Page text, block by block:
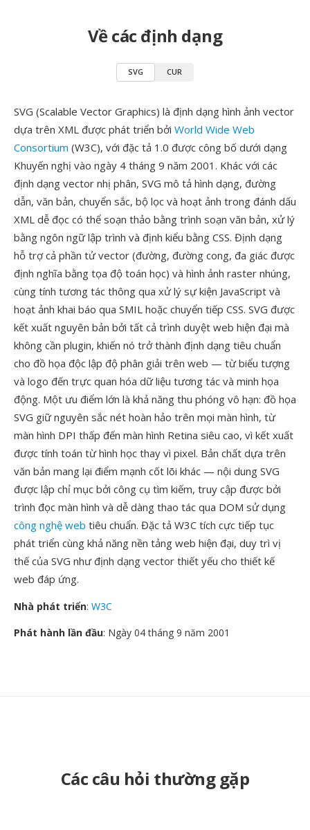
Về các định dạng
SVG CUR
SVG (Scalable Vector Graphics) là định dạng hình ảnh vector
dựa trên XML được phát triển bởi World Wide Web
Consortium (W3C), với đặc tả 1.0 được công bố dưới dạng
Khuyến nghị vào ngày 4 tháng 9 năm 2001. Khác với các
định dạng vector nhị phân, SVG mô tả hình dạng, đường
dẫn, văn bản, chuyển sắc, bộ lọc và hoạt ảnh trong đánh dấu
XML dễ đọc có thể soạn thảo bằng trình soạn văn bản, xử lý
bằng ngôn ngữ lập trình và định kiểu bằng CSS. Định dạng
hỗ trợ cả phần tử vector (đường, đường cong, đa giác được
định nghĩa bằng tọa độ toán học) và hình ảnh raster nhúng,
cùng tính tương tác thông qua xử lý sự kiện JavaScript và
hoạt ảnh khai báo qua SMIL hoặc chuyển tiếp CSS. SVG được
kết xuất nguyên bản bởi tất cả trình duyệt web hiện đại mà
không cần plugin, khiến nó trở thành định dạng tiêu chuẩn
cho đồ họa độc lập độ phân giải trên web — từ biểu tượng
và logo đến trực quan hóa dữ liệu tương tác và minh họa
động. Một ưu điểm lớn là khả năng thu phóng vô hạn: đồ họa
SVG giữ nguyên sắc nét hoàn hảo trên mọi màn hình, từ
màn hình DPI thấp đến màn hình Retina siêu cao, vì kết xuất
được tính toán từ hình học thay vì pixel. Bản chất dựa trên
văn bản mang lại điểm mạnh cốt lõi khác — nội dung SVG
được lập chỉ mục bởi công cụ tìm kiếm, truy cập được bởi
trình đọc màn hình và dễ dàng thao tác qua DOM sử dụng
công nghệ web tiêu chuẩn. Đặc tả W3C tích cực tiếp tục
phát triển cùng khả năng nền tảng web hiện đại, duy trì vị
thế của SVG như định dạng vector thiết yếu cho thiết kế
web đáp ứng.
Nhà phát triển: W3C
Phát hành lần đầu: Ngày 04 tháng 9 năm 2001
Các câu hỏi thường gặp